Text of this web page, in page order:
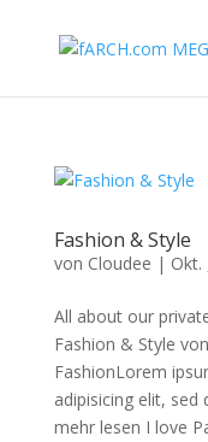
Fashion & Style
von Cloudee | Okt.
All about our
Fashion & Style
FashionLorem
adipisicing elit,
mehr lesen I love